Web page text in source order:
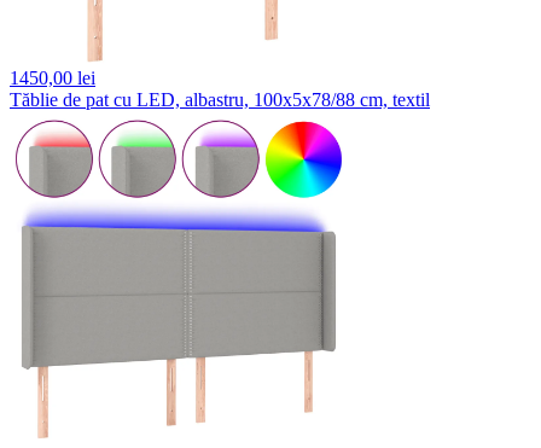
1450,00 lei
Tăblie de pat cu LED, albastru, 100x5x78/88 cm, textil